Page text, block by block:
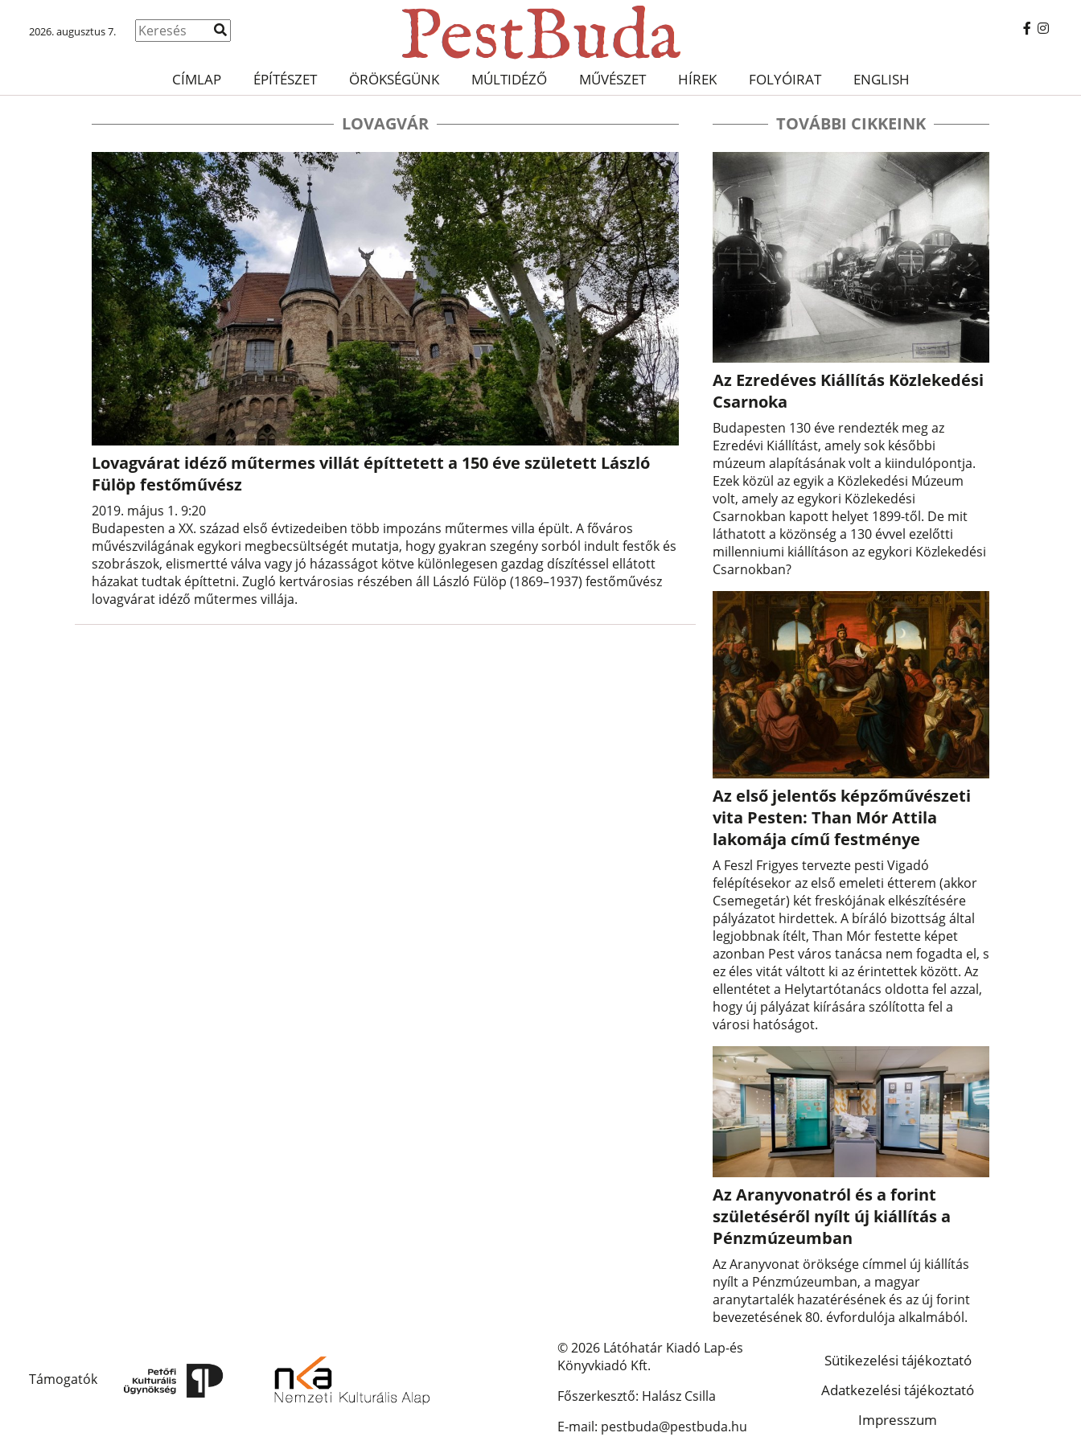
2026. augusztus 7.
CÍMLAP ÉPÍTÉSZET ÖRÖKSÉGÜNK MÚLTIDÉZŐ MŰVÉSZET HÍREK FOLYÓIRAT ENGLISH
LOVAGVÁR
Lovagvárat idéző műtermes villát építtetett a 150 éve született László
Fülöp festőművész
2019. május 1. 9:20
Budapesten a XX. század első évtizedeiben több impozáns műtermes villa épült. A főváros
művészvilágának egykori megbecsültségét mutatja, hogy gyakran szegény sorból indult festők és
szobrászok, elismertté válva vagy jó házasságot kötve különlegesen gazdag díszítéssel ellátott
házakat tudtak építtetni. Zugló kertvárosias részében áll László Fülöp (1869–1937) festőművész
lovagvárat idéző műtermes villája.
TOVÁBBI CIKKEINK
Az Ezredéves Kiállítás Közlekedési
Csarnoka
Budapesten 130 éve rendezték meg az
Ezredévi Kiállítást, amely sok későbbi
múzeum alapításának volt a kiindulópontja.
Ezek közül az egyik a Közlekedési Múzeum
volt, amely az egykori Közlekedési
Csarnokban kapott helyet 1899-től. De mit
láthatott a közönség a 130 évvel ezelőtti
millenniumi kiállításon az egykori Közlekedési
Csarnokban?
Az első jelentős képzőművészeti
vita Pesten: Than Mór Attila
lakomája című festménye
A Feszl Frigyes tervezte pesti Vigadó
felépítésekor az első emeleti étterem (akkor
Csemegetár) két freskójának elkészítésére
pályázatot hirdettek. A bíráló bizottság által
legjobbnak ítélt, Than Mór festette képet
azonban Pest város tanácsa nem fogadta el, s
ez éles vitát váltott ki az érintettek között. Az
ellentétet a Helytartótanács oldotta fel azzal,
hogy új pályázat kiírására szólította fel a
városi hatóságot.
Az Aranyvonatról és a forint
születéséről nyílt új kiállítás a
Pénzmúzeumban
Az Aranyvonat öröksége címmel új kiállítás
nyílt a Pénzmúzeumban, a magyar
aranytartalék hazatérésének és az új forint
bevezetésének 80. évfordulója alkalmából.
Támogatók
© 2026 Látóhatár Kiadó Lap-és
Könyvkiadó Kft.
Főszerkesztő: Halász Csilla
E-mail: pestbuda@pestbuda.hu
Sütikezelési tájékoztató
Adatkezelési tájékoztató
Impresszum